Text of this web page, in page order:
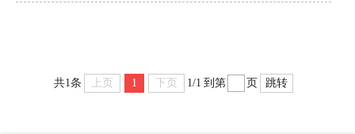
共1条 上页 1 下页 1/1 到第 页 跳转